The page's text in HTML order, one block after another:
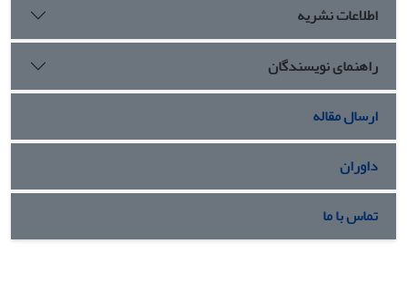
اطلاعات نشریه
راهنمای نویسندگان
ارسال مقاله
داوران
تماس با ما